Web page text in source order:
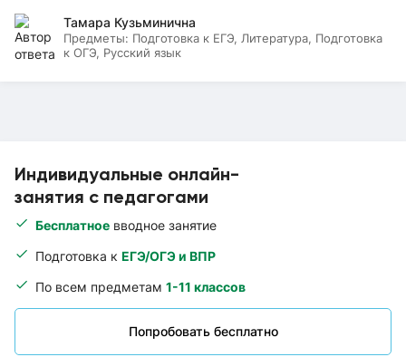
Индивидуальные онлайн-
занятия с педагогами
Бесплатное вводное занятие
Подготовка к ЕГЭ/ОГЭ и ВПР
По всем предметам 1-11 классов
Попробовать бесплатно
Тамара Кузьминична
Предметы: Подготовка к ЕГЭ, Литература, Подготовка
к ОГЭ, Русский язык